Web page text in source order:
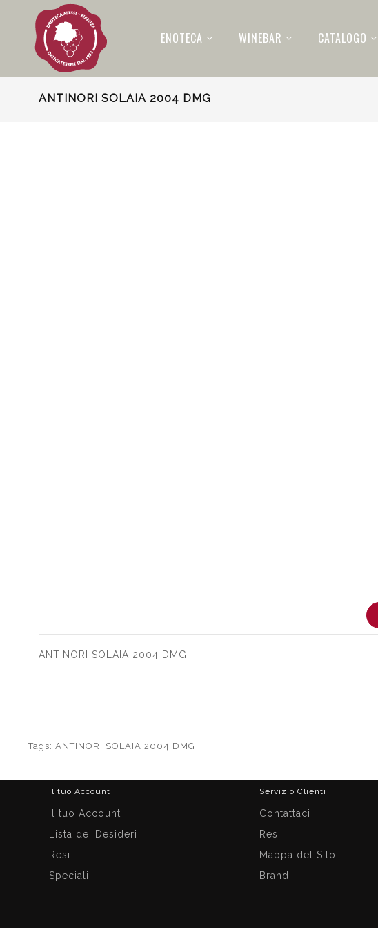
ENOTECA WINEBAR CATALOGO
ANTINORI SOLAIA 2004 DMG
ANTINORI SOLAIA 2004 DMG
Tags: ANTINORI SOLAIA 2004 DMG
Servizio Clienti
Contattaci
Resi
Mappa del Sito
Brand
Il tuo Account
Il tuo Account
Lista dei Desideri
Resi
Speciali